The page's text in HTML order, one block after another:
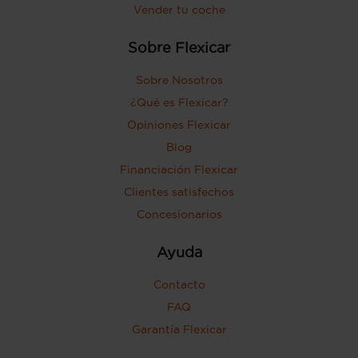
Vender tu coche
Sobre Flexicar
Sobre Nosotros
¿Qué es Flexicar?
Opiniones Flexicar
Blog
Financiación Flexicar
Clientes satisfechos
Concesionarios
Ayuda
Contacto
FAQ
Garantía Flexicar